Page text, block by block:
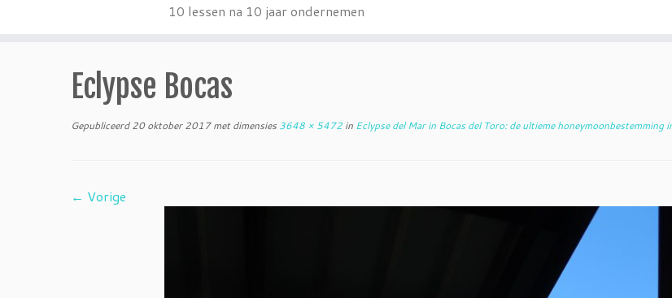
10 lessen na 10 jaar ondernemen
Eclypse Bocas
Gepubliceerd 20 oktober 2017met dimensies 3648 × 5472 in Eclypse del Mar in Bocas del Toro: de ultieme honeymoonbestemming
← Vorige